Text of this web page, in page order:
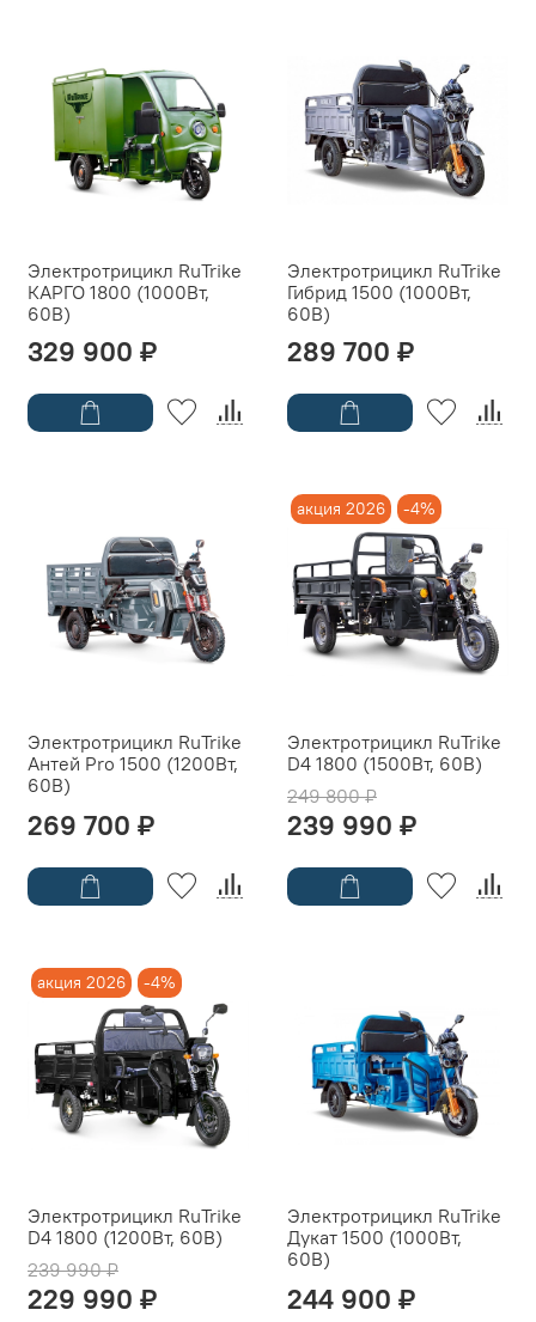
Электротрицикл RuTrike
КАРГО 1800 (1000Вт,
60B)
329 900 ₽
Электротрицикл RuTrike
Гибрид 1500 (1000Вт,
60B)
289 700 ₽
Электротрицикл RuTrike
Антей Pro 1500 (1200Вт,
60B)
269 700 ₽
акция 2026 -4%
Электротрицикл RuTrike
D4 1800 (1500Вт, 60B)
249 800 ₽
239 990 ₽
акция 2026 -4%
Электротрицикл RuTrike
D4 1800 (1200Вт, 60B)
239 990 ₽
229 990 ₽
Электротрицикл RuTrike
Дукат 1500 (1000Вт,
60B)
244 900 ₽